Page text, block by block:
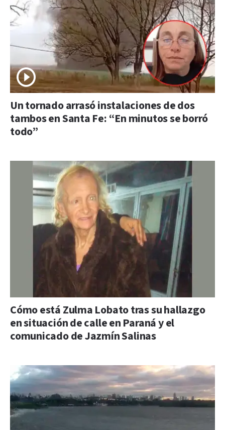
Un tornado arrasó instalaciones de dos
tambos en Santa Fe: “En minutos se borró
todo”
Cómo está Zulma Lobato tras su hallazgo
en situación de calle en Paraná y el
comunicado de Jazmín Salinas